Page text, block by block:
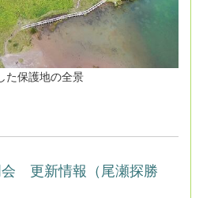
た保護地の全景
更新情報（尾瀬探勝